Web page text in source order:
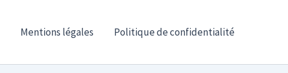
Mentions légales Politique de confidentialité